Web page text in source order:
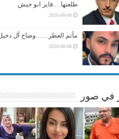
طلعتها….فايز ابو جيش
2026-08-08
مأتم العطر……وضاح آل
2026-08-08
في صور